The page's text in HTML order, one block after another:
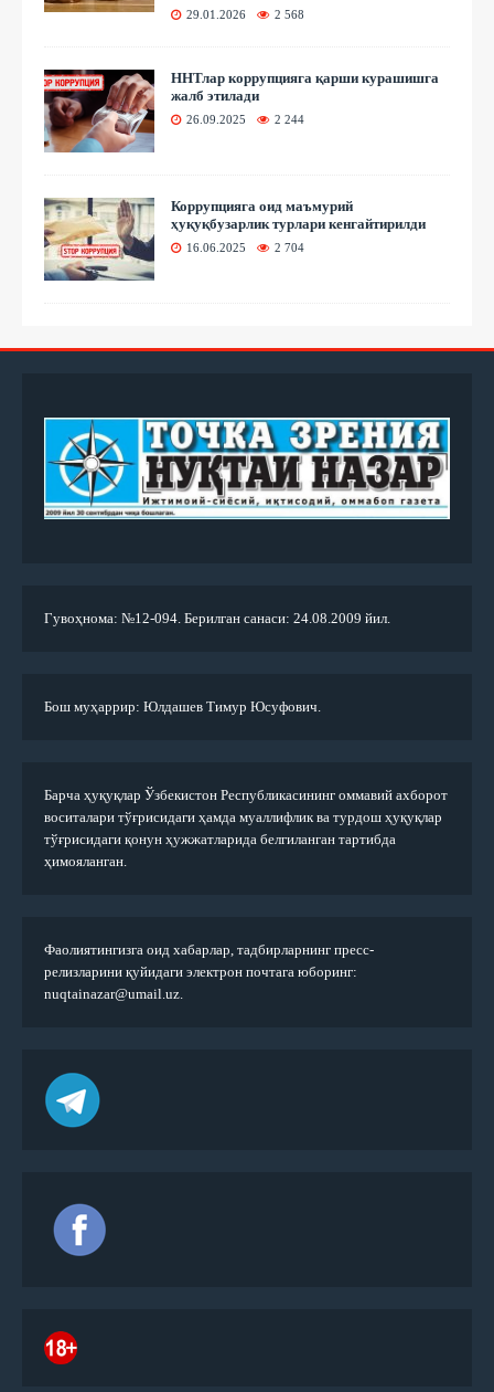
29.01.2026 2 568
ННТлар коррупцияга қарши курашишга
жалб этилади
26.09.2025 2 244
Коррупцияга оид маъмурий
ҳуқуқбузарлик турлари кенгайтирилди
16.06.2025 2 704
Гувоҳнома: №12-094. Берилган санаси: 24.08.2009 йил.
Бош муҳаррир: Юлдашев Тимур Юсуфович.
Барча ҳуқуқлар Ўзбекистон Республикасининг оммавий ахборот
воситалари тўғрисидаги ҳамда муаллифлик ва турдош ҳуқуқлар
тўғрисидаги қонун ҳужжатларида белгиланган тартибда
ҳимояланган.
Фаолиятингизга оид хабарлар, тадбирларнинг пресс-
релизларини қуйидаги электрон почтага юборинг:
nuqtainazar@umail.uz.